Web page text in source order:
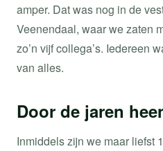
amper. Dat was nog in de
Veenendaal, waar we zaten
zo’n vijf collega’s. Iedereen
van alles.
Door de jaren
Inmiddels zijn we maar liefst